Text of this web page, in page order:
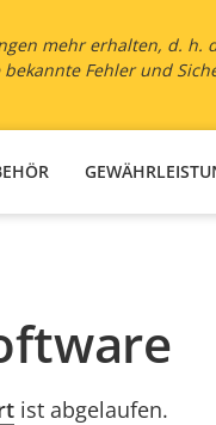
mehr erhalten, d. h.
Fehler und
ist abgelaufen.